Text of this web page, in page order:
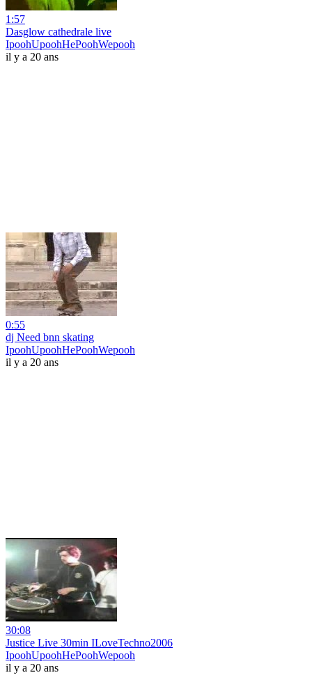
1:57
Dasglow cathedrale live
IpoohUpoohHePoohWepooh
il y a 20 ans
0:55
dj Need bnn skating
IpoohUpoohHePoohWepooh
il y a 20 ans
30:08
Justice Live 30min ILoveTechno2006
IpoohUpoohHePoohWepooh
il y a 20 ans